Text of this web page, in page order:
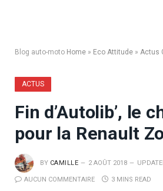
Blog auto-moto Home » Eco Attitude » Actus
ACTUS
Fin d’Autolib’, le
pour la Renault
BY CAMILLE 2 AOÛT 2018
AUCUN COMMENTAIRE 3 MINS READ